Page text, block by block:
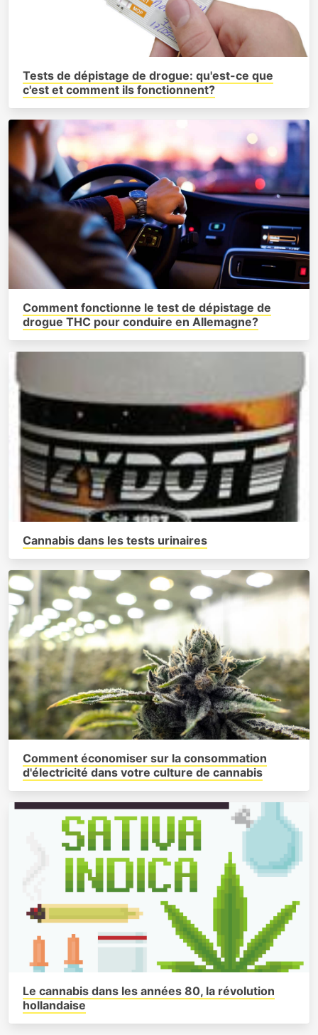
Tests de dépistage de drogue: qu'est-ce que
c'est et comment ils fonctionnent?
Comment fonctionne le test de dépistage de
drogue THC pour conduire en Allemagne?
Cannabis dans les tests urinaires
Comment économiser sur la consommation
d'électricité dans votre culture de cannabis
Le cannabis dans les années 80, la révolution
hollandaise